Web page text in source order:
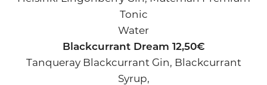
Tonic
Water
Blackcurrant Dream 12,50€
Tanqueray Blackcurrant Gin, Blackcurrant
Syrup,